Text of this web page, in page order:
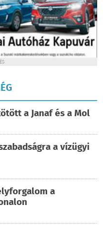
a Janaf és a Mol
a vízügyi
a